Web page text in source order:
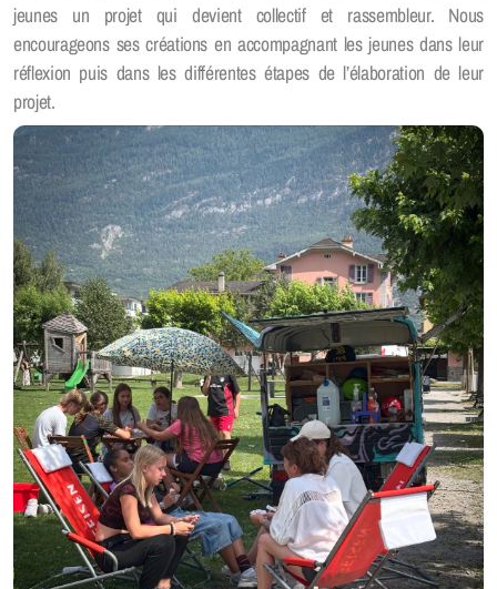
jeunes un projet qui devient collectif et rassembleur. Nous
encourageons ses créations en accompagnant les jeunes dans leur
réflexion puis dans les différentes étapes de l’élaboration de leur
projet.
Liens
Location matériels
Qu’est-ce que c’est ?
Pour les Jeunes
Pour les Parents